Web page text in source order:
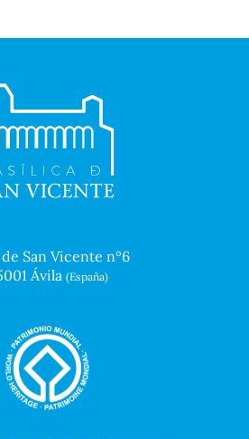
de San Vicente nº6
Ávila (España)